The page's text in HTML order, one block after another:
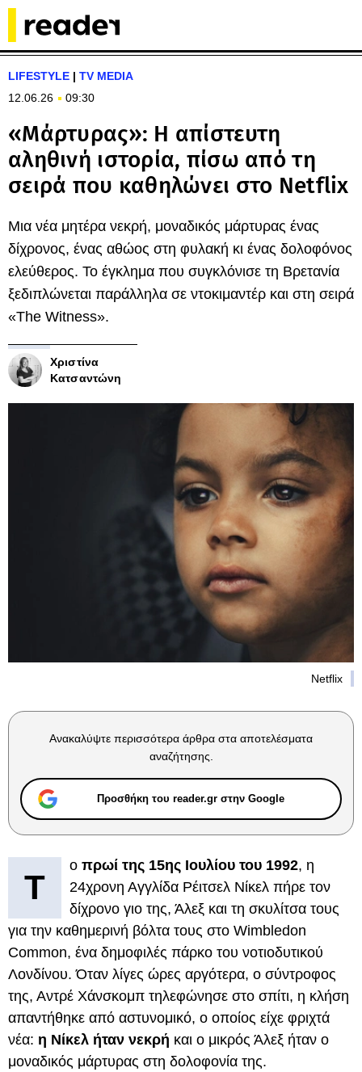
LIFESTYLE | TV MEDIA
12.06.26
09:30
«Μάρτυρας»: Η απίστευτη
αληθινή ιστορία, πίσω από τη
σειρά που καθηλώνει στο Netflix
Μια νέα μητέρα νεκρή, μοναδικός μάρτυρας ένας
δίχρονος, ένας αθώος στη φυλακή κι ένας δολοφόνος
ελεύθερος. Το έγκλημα που συγκλόνισε τη Βρετανία
ξεδιπλώνεται παράλληλα σε ντοκιμαντέρ και στη σειρά
«The Witness».
Χριστίνα
Κατσαντώνη
Netflix
Ανακαλύψτε περισσότερα άρθρα στα αποτελέσματα
αναζήτησης.
Προσθήκη του reader.gr στην Google
Τ
ο πρωί της 15ης Ιουλίου του 1992, η
24χρονη Αγγλίδα Ρέιτσελ Νίκελ πήρε τον
δίχρονο γιο της, Άλεξ και τη σκυλίτσα τους
για την καθημερινή βόλτα τους στο Wimbledon
Common, ένα δημοφιλές πάρκο του νοτιοδυτικού
Λονδίνου. Όταν λίγες ώρες αργότερα, ο σύντροφος
της, Αντρέ Χάνσκομπ τηλεφώνησε στο σπίτι, η κλήση
απαντήθηκε από αστυνομικό, ο οποίος είχε φριχτά
νέα: η Νίκελ ήταν νεκρή και ο μικρός Άλεξ ήταν ο
μοναδικός μάρτυρας στη δολοφονία της.